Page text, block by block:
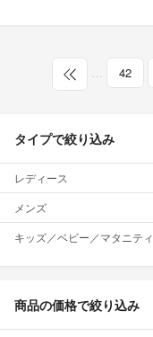
… 42
タイプで絞り込み
レディース
メンズ
キッズ／ベビー／マタニティ
商品の価格で絞り込み